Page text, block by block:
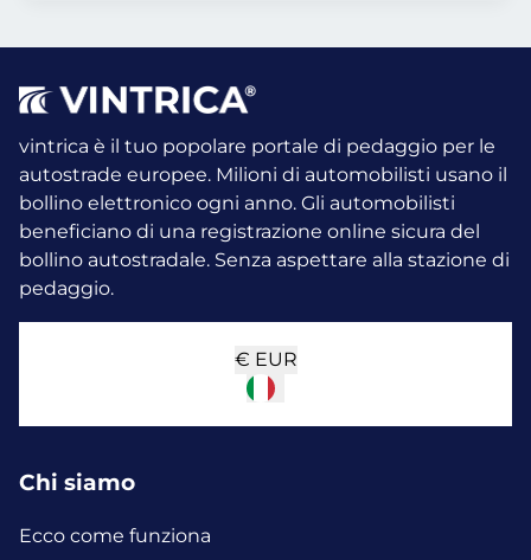
vintrica è il tuo popolare portale di pedaggio per le
autostrade europee. Milioni di automobilisti usano il
bollino elettronico ogni anno. Gli automobilisti
beneficiano di una registrazione online sicura del
bollino autostradale. Senza aspettare alla stazione di
pedaggio.
€ EUR
Chi siamo
Ecco come funziona